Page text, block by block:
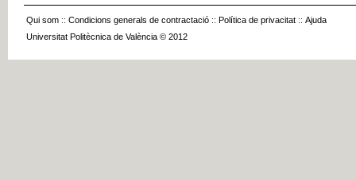
Qui som :: Condicions generals de contractació :: Política de privacitat :: Ajuda
Universitat Politècnica de València © 2012